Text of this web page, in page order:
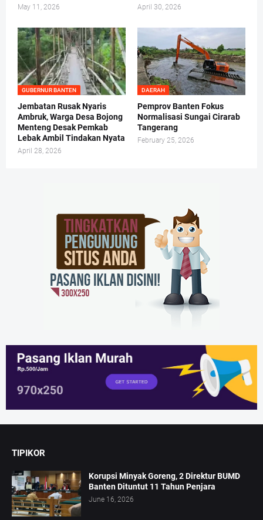
May 11, 2026 April 30, 2026
GUBERNUR BANTEN
Jembatan Rusak Nyaris
Ambruk, Warga Desa Bojong
Menteng Desak Pemkab
Lebak Ambil Tindakan Nyata
April 28, 2026
DAERAH
Pemprov Banten Fokus
Normalisasi Sungai Cirarab
Tangerang
February 25, 2026
TIPIKOR
Korupsi Minyak Goreng, 2 Direktur BUMD
Banten Dituntut 11 Tahun Penjara
June 16, 2026